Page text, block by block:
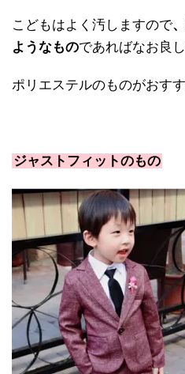
こどもはよく汚しますので
ようなものであればなお良
ポリエステルのものがおすす
ジャストフィットのもの